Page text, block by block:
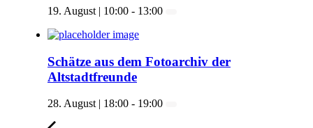
19. August | 10:00 - 13:00
Schätze aus dem Fotoarchiv der
Altstadtfreunde
28. August | 18:00 - 19:00